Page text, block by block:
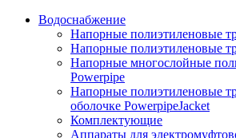
Водоснабжение
Напорные полиэтиленовые
Напорные полиэтиленовые
Напорные многослойные
Powerpipe
Напорные полиэтиленовые
оболочке PowerpipeJacket
Комплектующие
Аппараты для